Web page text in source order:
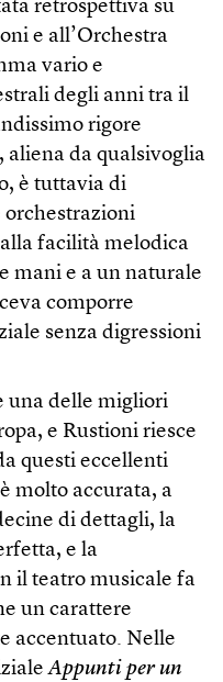
retrospettiva su
e all’Orchestra
vario e
degli anni tra il
rigore
da qualsivoglia
è tuttavia di
orchestrazioni
facilità melodica
mani e a un naturale
comporre
senza digressioni
una delle migliori
e Rustioni riesce
questi eccellenti
molto accurata, a
di dettagli, la
e la
il teatro musicale fa
un carattere
accentuato. Nelle
Appunti per un